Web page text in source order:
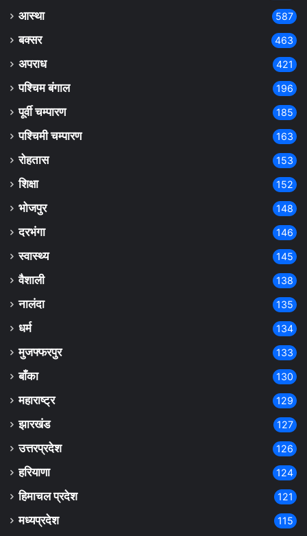
आस्था 587
बक्सर 463
अपराध 421
पश्चिम बंगाल 196
पूर्वी चम्पारण 185
पश्चिमी चम्पारण 163
रोहतास 153
शिक्षा 152
भोजपुर 148
दरभंगा 146
स्वास्थ्य 145
वैशाली 138
नालंदा 135
धर्म 134
मुजफ्फरपुर 133
बाँका 130
महाराष्ट्र 129
झारखंड 127
उत्तरप्रदेश 126
हरियाणा 124
हिमाचल प्रदेश 121
मध्यप्रदेश 115